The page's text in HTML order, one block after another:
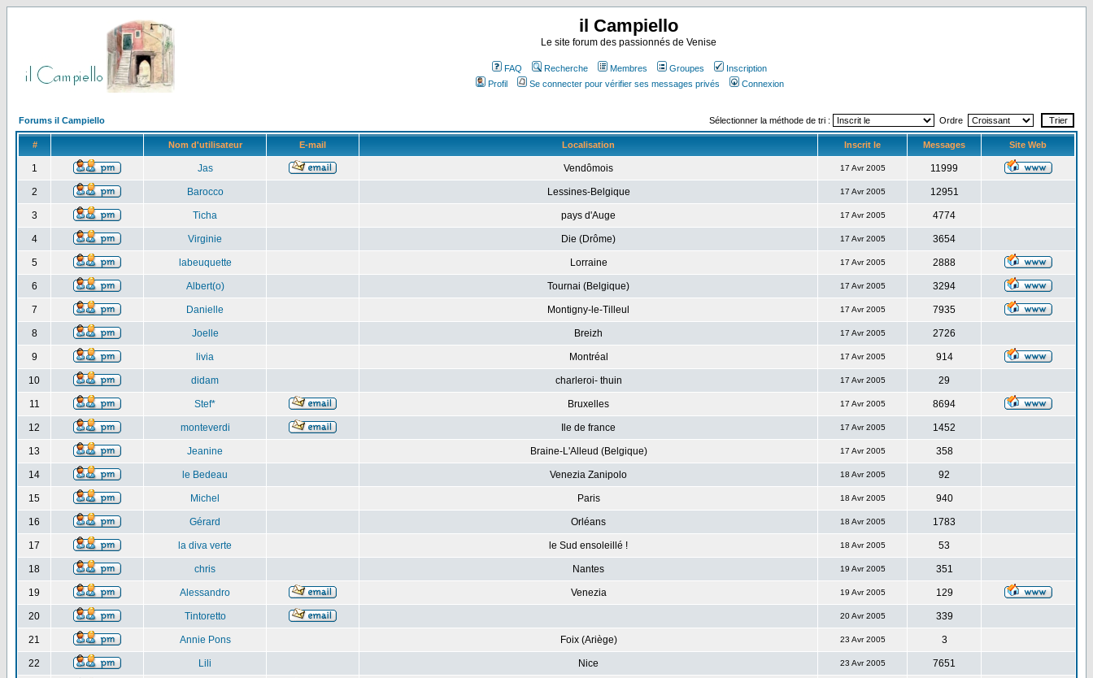
il Campiello
Le site forum des passionnés de Venise
FAQ Recherche Membres Groupes
Inscription
Profil
Se connecter pour vérifier ses messages privés Connexion
Forums il Campiello Sélectionner la méthode de tri : Ordre
# Nom d'utilisateur E-mail Localisation Inscrit le Messages Site Web
1 Jas Vendômois 17 Avr 2005 11999
2 Barocco Lessines-Belgique 17 Avr 2005 12951
3 Ticha pays d'Auge 17 Avr 2005 4774
4 Virginie Die (Drôme) 17 Avr 2005 3654
5 labeuquette Lorraine 17 Avr 2005 2888
6 Albert(o) Tournai (Belgique) 17 Avr 2005 3294
7 Danielle Montigny-le-Tilleul 17 Avr 2005 7935
8 Joelle Breizh 17 Avr 2005 2726
9 livia Montréal 17 Avr 2005 914
10 didam charleroi- thuin 17 Avr 2005 29
11 Stef* Bruxelles 17 Avr 2005 8694
12 monteverdi Ile de france 17 Avr 2005 1452
13 Jeanine Braine-L'Alleud (Belgique) 17 Avr 2005 358
14 le Bedeau Venezia Zanipolo 18 Avr 2005 92
15 Michel Paris 18 Avr 2005 940
16 Gérard Orléans 18 Avr 2005 1783
17 la diva verte le Sud ensoleillé ! 18 Avr 2005 53
18 chris Nantes 19 Avr 2005 351
19 Alessandro Venezia 19 Avr 2005 129
20 Tintoretto 20 Avr 2005 339
21 Annie Pons Foix (Ariège) 23 Avr 2005 3
22 Lili Nice 23 Avr 2005 7651